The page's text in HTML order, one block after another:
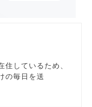
住しているため、
の毎日を送